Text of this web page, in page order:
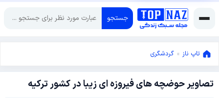
جستجو
تاپ ناز » گردشگری
تصاویر حوضچه های فیروزه ای زیبا در کشور ترکیه
آگوست